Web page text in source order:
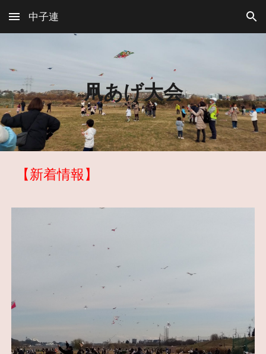
Skip to main content Skip to navigation
中子連
凧あげ大会
【新着情報】